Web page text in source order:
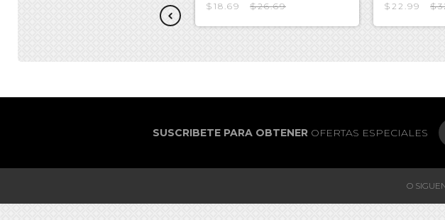
$18.69
$26.69
$22.99
SUSCRIBETE PARA OBTENEROFERTAS ESPECIALES
O